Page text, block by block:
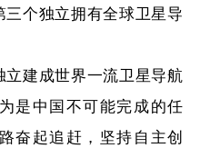
个独立拥有全球卫星导
建成世界一流卫星导航
是中国不可能完成的任
奋起追赶，坚持自主创